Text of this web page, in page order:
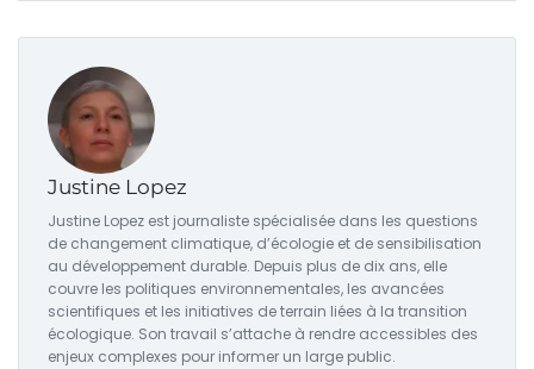
Justine Lopez
Justine Lopez est journaliste spécialisée dans les questions
de changement climatique, d’écologie et de sensibilisation
au développement durable. Depuis plus de dix ans, elle
couvre les politiques environnementales, les avancées
scientifiques et les initiatives de terrain liées à la transition
écologique. Son travail s’attache à rendre accessibles des
enjeux complexes pour informer un large public.